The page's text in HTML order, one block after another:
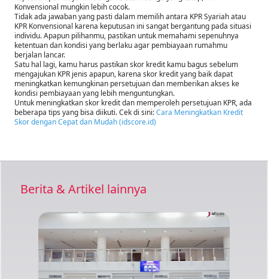
Konvensional mungkin lebih cocok.
Tidak ada jawaban yang pasti dalam memilih antara KPR Syariah atau
KPR Konvensional karena keputusan ini sangat bergantung pada situasi
individu. Apapun pilihanmu, pastikan untuk memahami sepenuhnya
ketentuan dan kondisi yang berlaku agar pembiayaan rumahmu
berjalan lancar.
Satu hal lagi, kamu harus pastikan skor kredit kamu bagus sebelum
mengajukan KPR jenis apapun, karena skor kredit yang baik dapat
meningkatkan kemungkinan persetujuan dan memberikan akses ke
kondisi pembiayaan yang lebih menguntungkan.
Untuk meningkatkan skor kredit dan memperoleh persetujuan KPR, ada
beberapa tips yang bisa diikuti. Cek di sini:Cara Meningkatkan Kredit
Skor dengan Cepat dan Mudah (idscore.id)
Berita & Artikel lainnya